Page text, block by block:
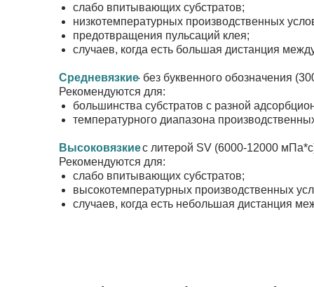
слабо впитывающих субстратов;
низкотемпературных производственных
предотвращения пульсаций клея;
случаев, когда есть большая дистанция
Средневязкие- без буквенного обозначения
Рекомендуются для:
большинства субстратов с разной
температурного диапазона
Высоковязкие- с литерой SV (6000-12000
Рекомендуются для:
слабо впитывающих субстратов;
высокотемпературных производственных
случаев, когда есть небольшая дистанция
Средневязкие
Высоковязкие